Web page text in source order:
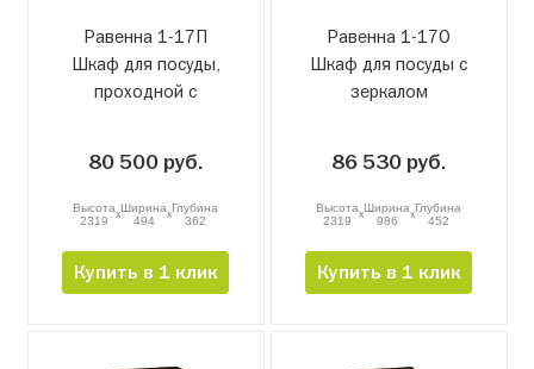
Равенна 1-17П
Шкаф для посуды,
проходной с
80 500 руб.
Высота
2319
xШирина
494
xГлубина
362
Купить в 1 клик
Равенна 1-17О
Шкаф для посуды с
зеркалом
86 530 руб.
Высота
2319
xШирина
986
xГлубина
452
Купить в 1 клик